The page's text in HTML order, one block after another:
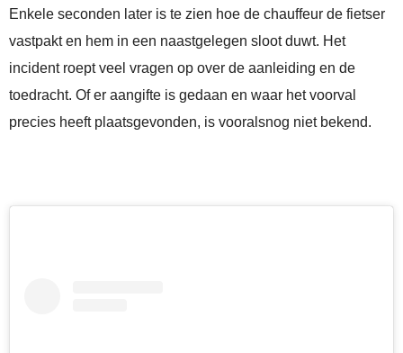
Enkele seconden later is te zien hoe de chauffeur de fietser
vastpakt en hem in een naastgelegen sloot duwt. Het
incident roept veel vragen op over de aanleiding en de
toedracht. Of er aangifte is gedaan en waar het voorval
precies heeft plaatsgevonden, is vooralsnog niet bekend.